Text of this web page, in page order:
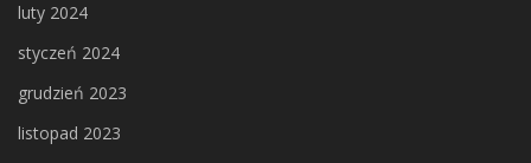
luty 2024
styczeń 2024
grudzień 2023
listopad 2023